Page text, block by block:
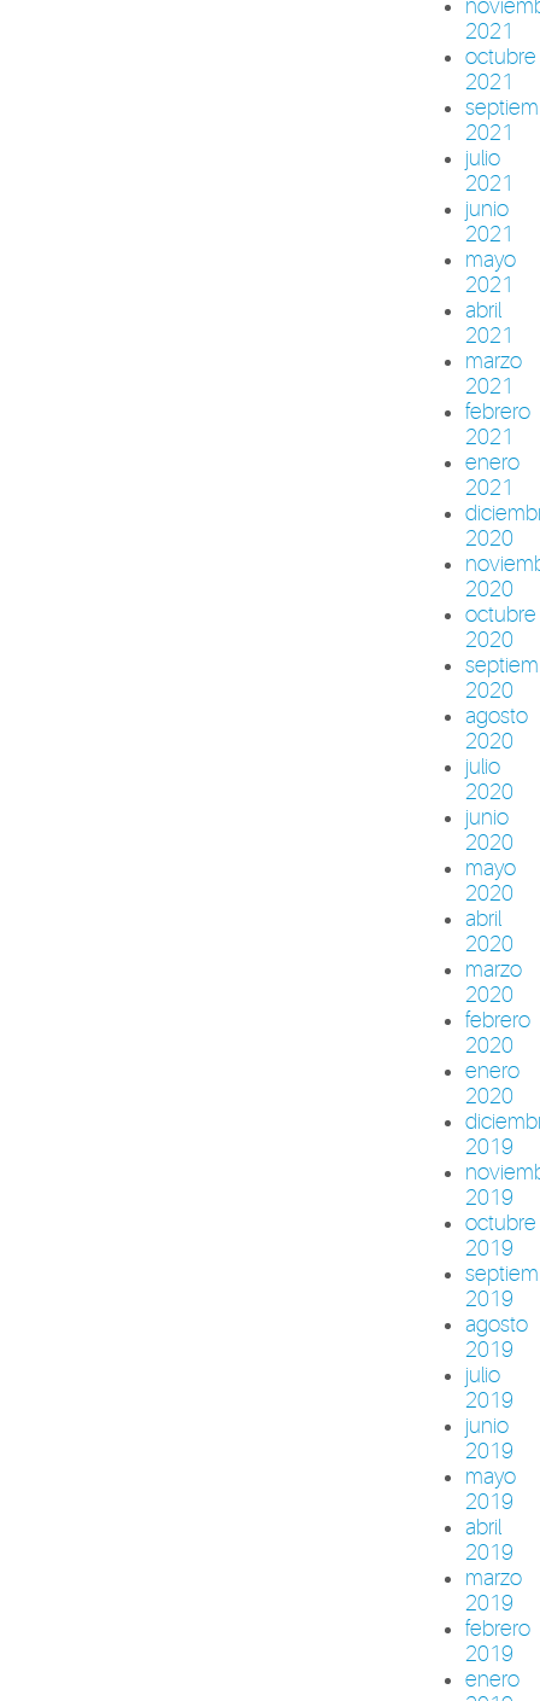
2021
octubre
2021
2021
julio
2021
junio
2021
mayo
2021
abril
2021
marzo
2021
febrero
2021
enero
2021
2020
2020
octubre
2020
2020
agosto
2020
julio
2020
junio
2020
mayo
2020
abril
2020
marzo
2020
febrero
2020
enero
2020
2019
2019
octubre
2019
2019
agosto
2019
julio
2019
junio
2019
mayo
2019
abril
2019
marzo
2019
febrero
2019
enero